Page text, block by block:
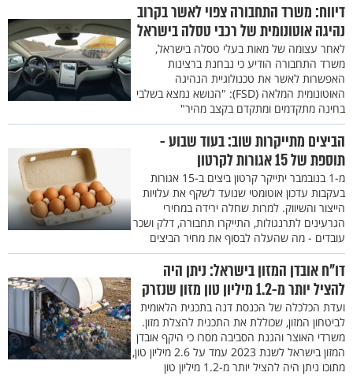
דיווח: משרד התחבורה צפוי לאשר בקרוב
נהיגה אוטונומית של רכבי טסלה בישראל
לאחר עצומה של מאות בעלי טסלה בישראל,
משרד התחבורה הודיע כי נבחנת ברצינות
האפשרות לאשר את טכנולוגיית הנהיגה
האוטונומית המלאה (FSD): "הנושא נמצא בשלבי
בחינה מתקדמים ומתקדם בקצב מהיר"
הביצים מתייקרות שוב: בעוד שבוע -
תוספת של 15 אגורות לקרטון
מ-1 בנובמבר יתייקר קרטון ביצים ב-15 אגורות
בעקבות עדכון אוטומטי שנועד לשקף את עלויות
הייצור והשיווק. למרות שחלה ירידה במחירי
הגרעינים לתרנגולות, התייקרו תחבורה, דלק ושכר
עובדים - מה שהעלה לבסוף את מחיר הביצים
דו"ח אובדן המזון בישראל: ניתן היה
להציל יותר מ-1.2 מיליון טון מזון שנזרק
ועדת הכלכלה של הכנסת דנה בתכנית הלאומית
לביטחון המזון, שכוללת את התכנית להצלת מזון.
משרדי האוצר והגנת הסביבה מסרו כי היקף אובדן
המזון בישראל לשנת 2023 עמד על 2.6 מיליון טון,
מתוכו ניתן היה להציל יותר מ-1.2 מיליון טון